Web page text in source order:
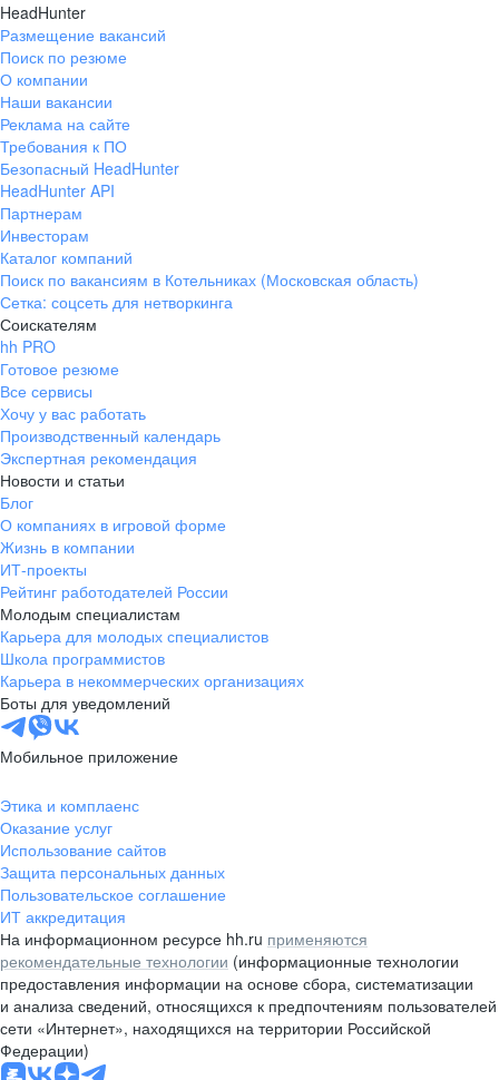
HeadHunter
Размещение вакансий
Поиск по резюме
О компании
Наши вакансии
Реклама на сайте
Требования к ПО
Безопасный HeadHunter
HeadHunter API
Партнерам
Инвесторам
Каталог компаний
Поиск по вакансиям в Котельниках (Московская область)
Сетка: соцсеть для нетворкинга
Соискателям
hh PRO
Готовое резюме
Все сервисы
Хочу у вас работать
Производственный календарь
Экспертная рекомендация
Новости и статьи
Блог
О компаниях в игровой форме
Жизнь в компании
ИТ-проекты
Рейтинг работодателей России
Молодым специалистам
Карьера для молодых специалистов
Школа программистов
Карьера в некоммерческих организациях
Боты для уведомлений
Мобильное приложение
Этика и комплаенс
Оказание услуг
Использование сайтов
Защита персональных данных
Пользовательское соглашение
ИТ аккредитация
На информационном ресурсе hh.ru применяются
рекомендательные технологии (информационные технологии
предоставления информации на основе сбора, систематизации
и анализа сведений, относящихся к предпочтениям пользователей
сети «Интернет», находящихся на территории Российской
Федерации)